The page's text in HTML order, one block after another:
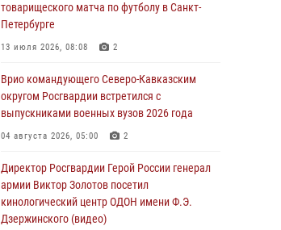
Росгвардейцы задержали мужчину,
открывшего стрельбу в Подмосковье (видео)
Росгвардейцы провели выставку вооружения
для участников сбора «Гвардеец» в Пензе
В Курске росгвардейцы приняли участие в
митинге, посвященном второй годовщине
вторжения ВСУ на территорию области
товарищеского матча по футболу в Санкт-
Петербурге
13 июля 2026, 08:08 2
Врио командующего Северо-Кавказским
округом Росгвардии встретился с
выпускниками военных вузов 2026 года
04 августа 2026, 05:00 2
Директор Росгвардии Герой России генерал
армии Виктор Золотов посетил
кинологический центр ОДОН имени Ф.Э.
Дзержинского (видео)